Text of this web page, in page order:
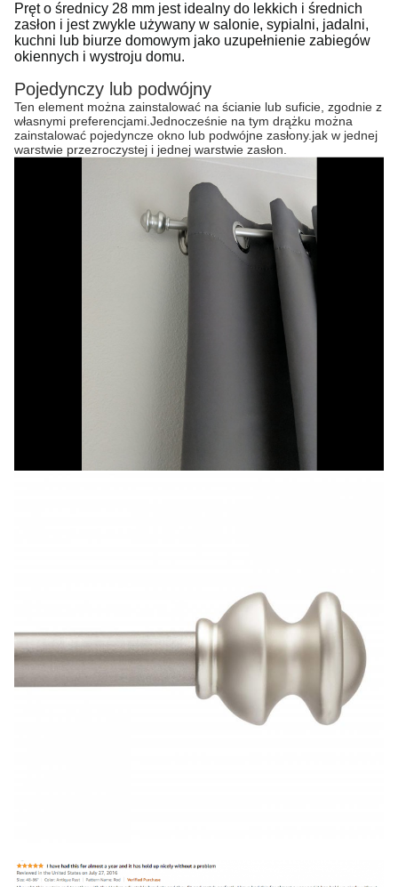
Pręt o średnicy 28 mm jest idealny do lekkich i średnich
zasłon i jest zwykle używany w salonie, sypialni, jadalni,
kuchni lub biurze domowym jako uzupełnienie zabiegów
okiennych i wystroju domu.
Pojedynczy lub podwójny
Ten element można zainstalować na ścianie lub suficie, zgodnie z
własnymi preferencjami.Jednocześnie na tym drążku można
zainstalować pojedyncze okno lub podwójne zasłony.jak w jednej
warstwie przezroczystej i jednej warstwie zasłon.